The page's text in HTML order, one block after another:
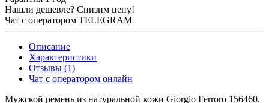
Нашли дешевле? Снизим цену!
Чат с оператором TELEGRAM
Описание
Характеристики
Отзывы (1)
Чат с оператором онлайн
Мужской ремень из натуральной кожи Giorgio Ferroro 156460.